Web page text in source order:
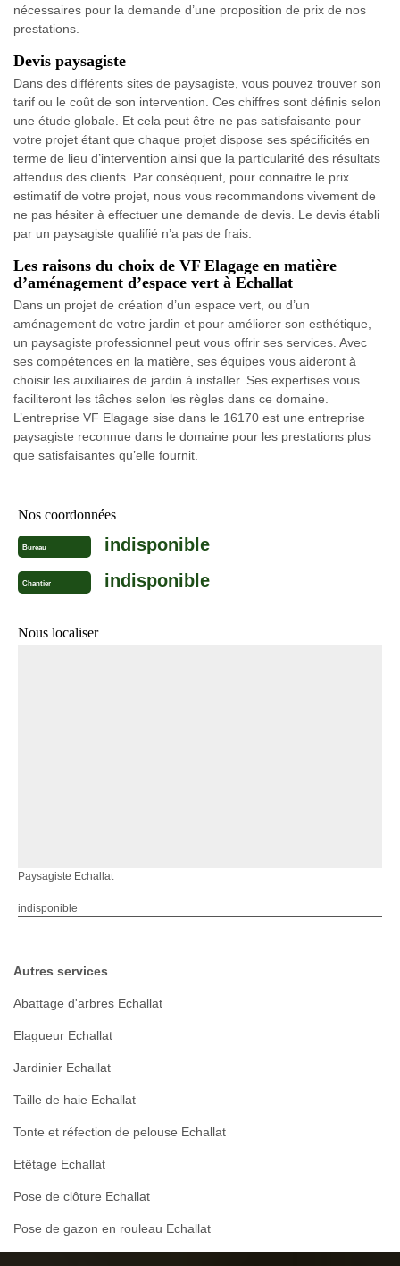
nécessaires pour la demande d’une proposition de prix de nos
prestations.
Devis paysagiste
Dans des différents sites de paysagiste, vous pouvez trouver son
tarif ou le coût de son intervention. Ces chiffres sont définis selon
une étude globale. Et cela peut être ne pas satisfaisante pour
votre projet étant que chaque projet dispose ses spécificités en
terme de lieu d’intervention ainsi que la particularité des résultats
attendus des clients. Par conséquent, pour connaitre le prix
estimatif de votre projet, nous vous recommandons vivement de
ne pas hésiter à effectuer une demande de devis. Le devis établi
par un paysagiste qualifié n’a pas de frais.
Les raisons du choix de VF Elagage en matière
d’aménagement d’espace vert à Echallat
Dans un projet de création d’un espace vert, ou d’un
aménagement de votre jardin et pour améliorer son esthétique,
un paysagiste professionnel peut vous offrir ses services. Avec
ses compétences en la matière, ses équipes vous aideront à
choisir les auxiliaires de jardin à installer. Ses expertises vous
faciliteront les tâches selon les règles dans ce domaine.
L’entreprise VF Elagage sise dans le 16170 est une entreprise
paysagiste reconnue dans le domaine pour les prestations plus
que satisfaisantes qu’elle fournit.
Nos coordonnées
Bureau indisponible
Chantier indisponible
Nous localiser
Paysagiste Echallat
indisponible
Autres services
Abattage d'arbres Echallat
Elagueur Echallat
Jardinier Echallat
Taille de haie Echallat
Tonte et réfection de pelouse Echallat
Etêtage Echallat
Pose de clôture Echallat
Pose de gazon en rouleau Echallat